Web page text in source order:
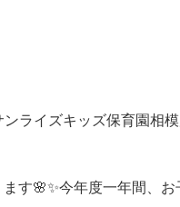
ライズキッズ保育園相
す🌸✨今年度一年間、